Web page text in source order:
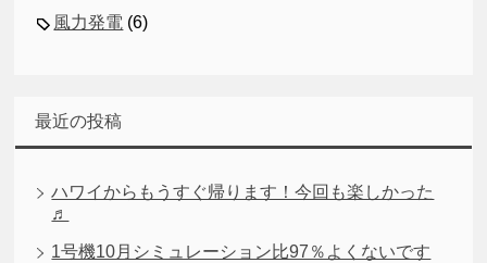
風力発電 (6)
最近の投稿
ハワイからもうすぐ帰ります！今回も楽しかった
♬
1号機10月シミュレーション比97％よくないです